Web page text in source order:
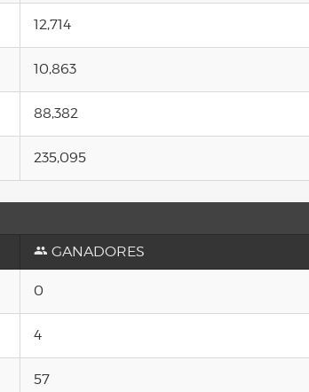
12,714
10,863
88,382
235,095
GANADORES
0
4
57